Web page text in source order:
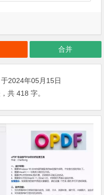
合并
2024年05月15日
共 418 字。